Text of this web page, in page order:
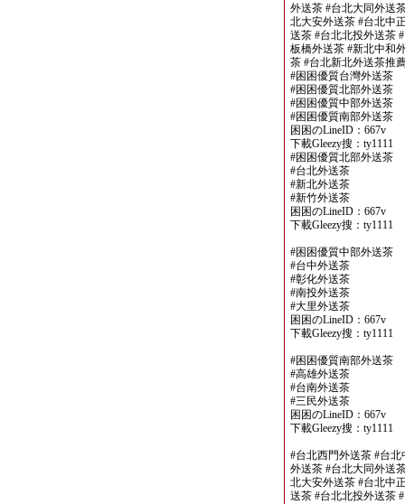
外送茶 #台北大同外送
北大安外送茶 #台北中
送茶 #台北北投外送茶
板橋外送茶 #新北中和
茶 #台北新北外送茶推
#困困優質台灣外送茶
#困困優質北部外送茶
#困困優質中部外送茶
#困困優質南部外送茶
困困のLineID：667v
下載Gleezy搜：ty1111
#困困優質北部外送茶
#台北外送茶
#新北外送茶
#新竹外送茶
困困のLineID：667v
下載Gleezy搜：ty1111
#困困優質中部外送茶
#台中外送茶
#彰化外送茶
#南投外送茶
#大里外送茶
困困のLineID：667v
下載Gleezy搜：ty1111
#困困優質南部外送茶
#高雄外送茶
#台南外送茶
#三民外送茶
困困のLineID：667v
下載Gleezy搜：ty1111
#台北西門外送茶 #台
外送茶 #台北大同外送
北大安外送茶 #台北中
送茶 #台北北投外送茶